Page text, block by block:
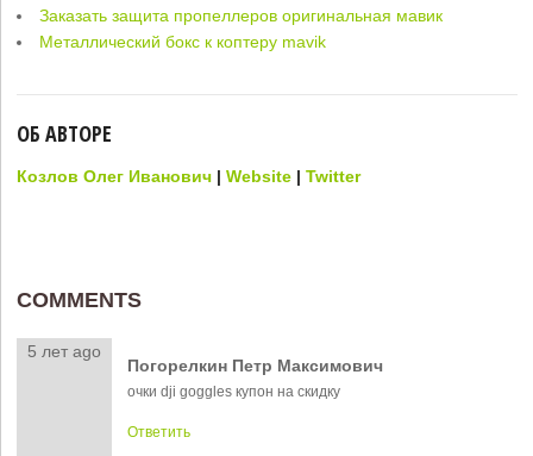
Заказать защита пропеллеров оригинальная мавик
Металлический бокс к коптеру mavik
ОБ АВТОРЕ
Козлов Олег Иванович |Website |Twitter
COMMENTS
5 лет ago
Погорелкин Петр Максимович
очки dji goggles купон на скидку
Ответить